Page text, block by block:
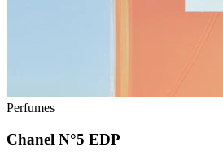
Perfumes
Chanel N°5 EDP